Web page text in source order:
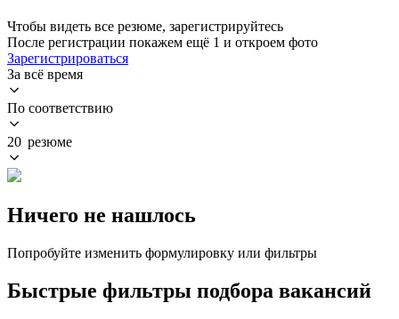
Чтобы видеть все резюме, зарегистрируйтесь
После регистрации покажем ещё 1 и откроем фото
Зарегистрироваться
За всё время
По соответствию
20 резюме
Ничего не нашлось
Попробуйте изменить формулировку или фильтры
Быстрые фильтры подбора вакансий